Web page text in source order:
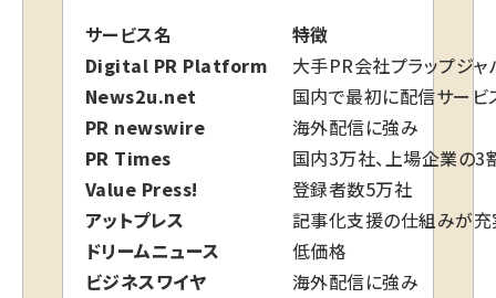
サービス名
特徴
Digital PR Platform
大手PR会社プラップジ
News2u.net
国内で最初に配信サービ
PR newswire
海外配信に強み
PR Times
国内3万社、上場企業の
Value Press!
登録者数5万社
アットプレス
記事化支援の仕組みが
ドリームニュース
低価格
ビジネスワイヤ
海外配信に強み